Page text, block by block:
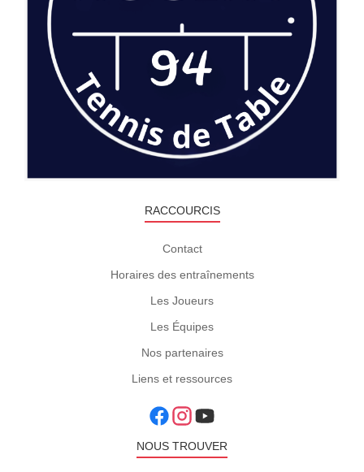
RACCOURCIS
Contact
Horaires des entraînements
Les Joueurs
Les Équipes
Nos partenaires
Liens et ressources
NOUS TROUVER